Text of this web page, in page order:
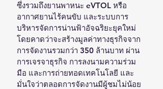
ซึ่งรวมถึงยานพาหนะ eVTOL หรือ
อากาศยานไร้คนขับ และระบบการ
บริหารจัดการน่านฟ้าอัจฉริยะยุคใหม่
โดยคาดว่าจะสร้างมูลค่าทางธุรกิจจาก
การจัดงานรวมกว่า 350 ล้านบาท ผ่าน
การเจรจาธุรกิจ การลงนามความร่วม
มือ และการถ่ายทอดเทคโนโลยี และ
มั่นใจว่าตลอดการจัดงานมีผู้ชมไม่น้อย